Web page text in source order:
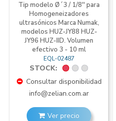
Tip modelo Ø´3 / 1/8'' para
Homogeneizadores
ultrasónicos Marca Numak,
modelos HUZ-JY88 HUZ-
JY96 HUZ-IID. Volumen
efectivo 3 - 10 ml
EQL-02487
STOCK:
Consultar disponibilidad
info@zelian.com.ar
Ver precio